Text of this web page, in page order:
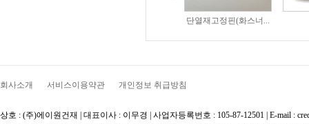
단열재고정핀(화스너...
회사소개 서비스이용약관 개인정보 취급방침
상호 : (주)에이원건재 | 대표이사 : 이무경 | 사업자등록번호 : 105-87-12501 | E-mail :